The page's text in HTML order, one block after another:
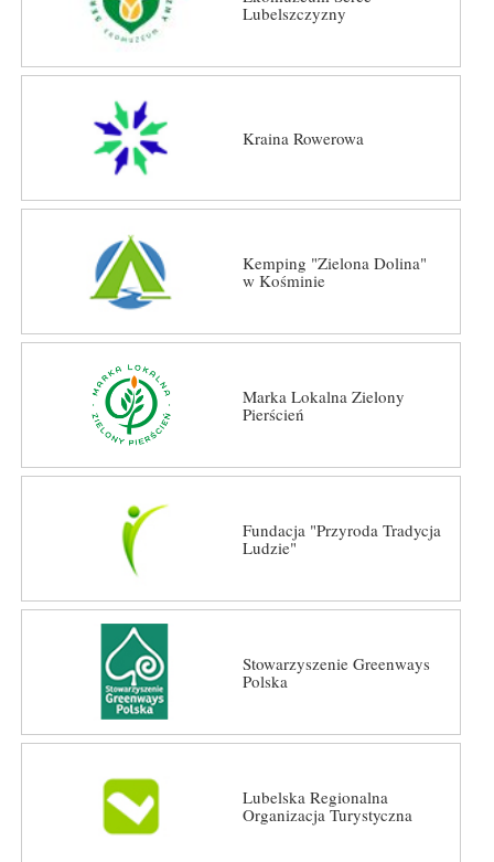
Lubelszczyzny
Kraina Rowerowa
Kemping "Zielona Dolina"
w Kośminie
Marka Lokalna Zielony
Pierścień
Fundacja "Przyroda Tradycja
Ludzie"
Stowarzyszenie Greenways
Polska
Lubelska Regionalna
Organizacja Turystyczna